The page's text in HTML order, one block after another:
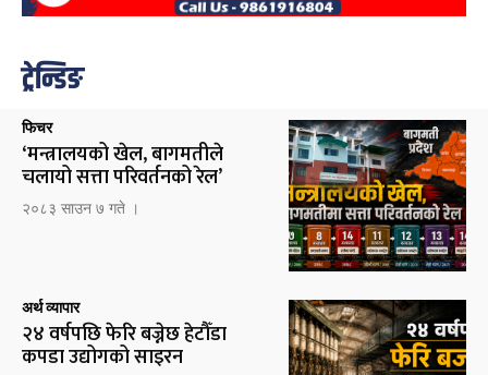
ट्रेन्डिङ
फिचर
‘मन्त्रालयको खेल, बागमतीले
चलायो सत्ता परिवर्तनको रेल’
२०८३ साउन ७ गते ।
अर्थ व्यापार
२४ वर्षपछि फेरि बज्नेछ हेटौँडा
कपडा उद्योगको साइरन